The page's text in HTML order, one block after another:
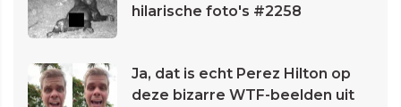
hilarische foto's #2258
Ja, dat is echt Perez Hilton op
deze bizarre WTF-beelden uit